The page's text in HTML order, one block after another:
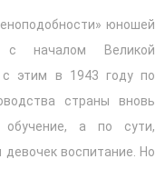
юношей
началом Великой
с этим в 1943 году по
страны вновь
обучение, а по сути,
воспитание. Но